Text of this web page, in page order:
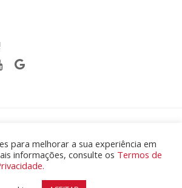
e Construcoes Eireli - CNPJ:
Marcel Arduin Design
para melhorar a sua experiência em
informações, consulte os Termos de